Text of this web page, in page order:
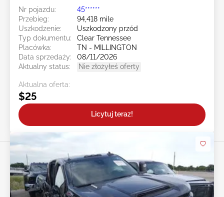
Nr pojazdu:
45******
Przebieg:
94,418 mile
Uszkodzenie:
Uszkodzony przód
Typ dokumentu:
Clear Tennessee
Placówka:
TN - MILLINGTON
Data sprzedaży:
08/11/2026
Aktualny status:
Nie złożyłeś oferty
Aktualna oferta:
$25
Licytuj teraz!